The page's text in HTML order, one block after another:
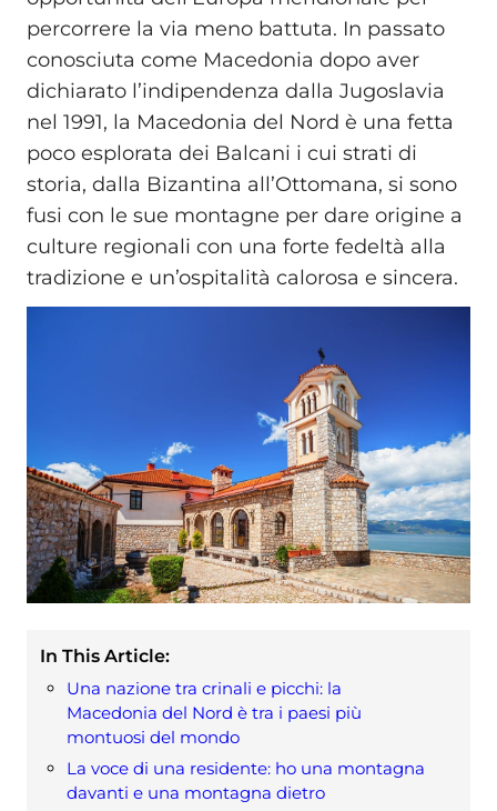
percorrere la via meno battuta. In passato
conosciuta come Macedonia dopo aver
dichiarato l’indipendenza dalla Jugoslavia
nel 1991, la Macedonia del Nord è una fetta
poco esplorata dei Balcani i cui strati di
storia, dalla Bizantina all’Ottomana, si sono
fusi con le sue montagne per dare origine a
culture regionali con una forte fedeltà alla
tradizione e un’ospitalità calorosa e sincera.
In This Article:
Una nazione tra crinali e picchi: la
Macedonia del Nord è tra i paesi più
montuosi del mondo
La voce di una residente: ho una montagna
davanti e una montagna dietro